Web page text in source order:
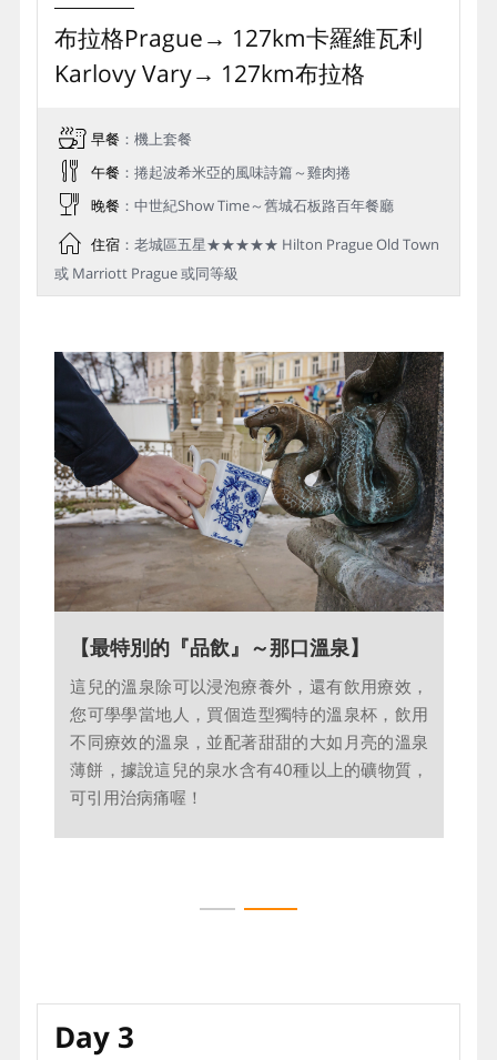
布拉格Prague→ 127km卡羅維瓦利
Karlovy Vary→ 127km布拉格
早餐 ：機上套餐
午餐 ：捲起波希米亞的風味詩篇～雞肉捲
晚餐 ：中世紀Show Time～舊城石板路百年餐廳
住宿：老城區五星★★★★★ Hilton Prague Old Town
或 Marriott Prague 或同等級
【最特別的『品飲』～那口溫泉】
這兒的溫泉除可以浸泡療養外，還有飲用療效，
您可學學當地人，買個造型獨特的溫泉杯，飲用
不同療效的溫泉，並配著甜甜的大如月亮的溫泉
薄餅，據說這兒的泉水含有40種以上的礦物質，
可引用治病痛喔！
【卡羅維瓦利～貴族的療養聖地】
至今已有600多年歷史、捷克首屈一指的溫泉療
養地，有著獨特的溫泉迴廊搭配著優美山谷景色
與華麗的建築群，形成一幅美麗動人的優美景
觀，這也被譽為歐洲最漂亮的療養聖地 ，特別是
臨近的德國人，更是常居與此地；漫步在舊城
Day 3